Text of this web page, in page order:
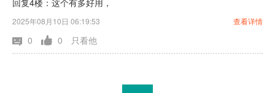
回复4楼：这个有多好用，
2025年08月10日 06:19:53 查看详情
0 0 只看他